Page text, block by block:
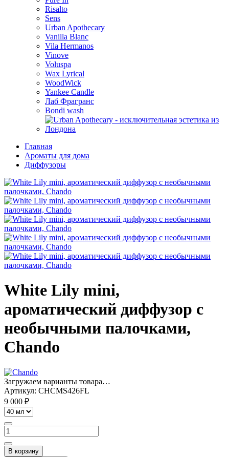
Risalto
Sens
Urban Apothecary
Vanilla Blanc
Vila Hermanos
Vinove
Voluspa
Wax Lyrical
WoodWick
Yankee Candle
Лаб Фрагранс
Bondi wash
Главная
Ароматы для дома
Диффузоры
White Lily mini,
ароматический диффузор с
необычными палочками,
Chando
Загружаем варианты товара…
Артикул: CHCMS426FL
9 000 ₽
В корзину